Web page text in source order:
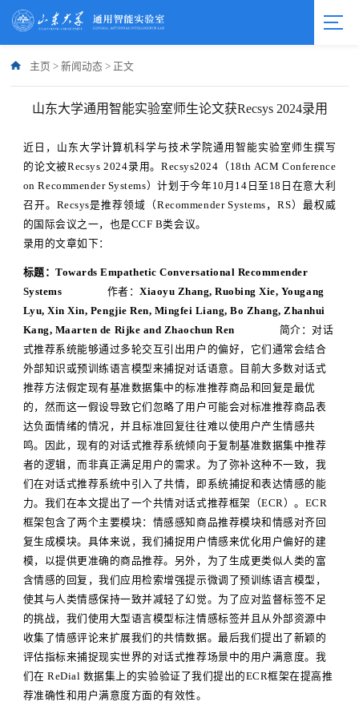
主页 > 新闻动态 > 正文
山东大学通用智能实验室师生论文获Recsys 2024录用
近日，山东大学计算机科学与技术学院通用智能实验室师生撰写
的论文被Recsys 2024录用。Recsys2024（18th ACM Conference
on Recommender Systems）计划于今年10月14日至18日在意大利
召开。Recsys是推荐领域（Recommender Systems，RS）最权威
的国际会议之一，也是CCF B类会议。
录用的文章如下：
标题：Towards Empathetic Conversational Recommender
Systems 作者：Xiaoyu Zhang, Ruobing Xie, Yougang
Lyu, Xin Xin, Pengjie Ren, Mingfei Liang, Bo Zhang, Zhanhui
Kang, Maarten de Rijke and Zhaochun Ren 简介：对话
式推荐系统能够通过多轮交互引出用户的偏好，它们通常会结合
外部知识或预训练语言模型来捕捉对话语意。目前大多数对话式
推荐方法假定现有基准数据集中的标准推荐商品和回复是最优
的，然而这一假设导致它们忽略了用户可能会对标准推荐商品表
达负面情绪的情况，并且标准回复往往难以使用户产生情感共
鸣。因此，现有的对话式推荐系统倾向于复制基准数据集中推荐
者的逻辑，而非真正满足用户的需求。为了弥补这种不一致，我
们在对话式推荐系统中引入了共情，即系统捕捉和表达情感的能
力。我们在本文提出了一个共情对话式推荐框架（ECR）。ECR
框架包含了两个主要模块：情感感知商品推荐模块和情感对齐回
复生成模块。具体来说，我们捕捉用户情感来优化用户偏好的建
模，以提供更准确的商品推荐。另外，为了生成更类似人类的富
含情感的回复，我们应用检索增强提示微调了预训练语言模型，
使其与人类情感保持一致并减轻了幻觉。为了应对监督标签不足
的挑战，我们使用大型语言模型标注情感标签并且从外部资源中
收集了情感评论来扩展我们的共情数据。最后我们提出了新颖的
评估指标来捕捉现实世界的对话式推荐场景中的用户满意度。我
们在 ReDial 数据集上的实验验证了我们提出的ECR框架在提高推
荐准确性和用户满意度方面的有效性。